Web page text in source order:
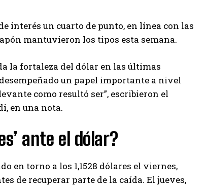
interés un cuarto de punto, en línea con las
mantuvieron los tipos esta semana.
la fortaleza del dólar en las últimas
un papel importante a nivel
como resultó ser”, escribieron el
en una nota.
ante el dólar?
en torno a los 1,1528 dólares el viernes,
de recuperar parte de la caída. El jueves,